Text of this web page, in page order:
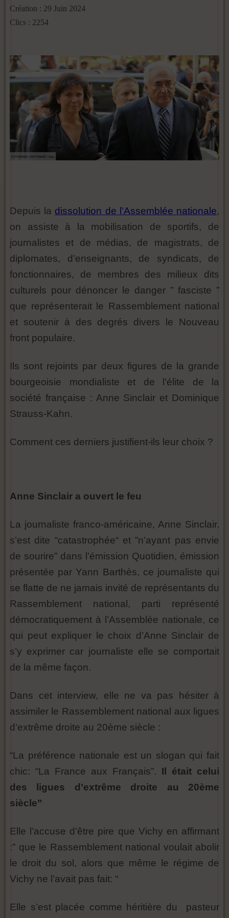
Création : 29 Juin 2024
Clics : 2254
Depuis la dissolution de l’Assemblée nationale,
on assiste à la mobilisation de sportifs, de
journalistes et de médias, de magistrats, de
diplomates, d’enseignants, de syndicats, de
fonctionnaires, de membres des milieux dits
culturels pour dénoncer le danger ” fasciste ”
que représenterait le Rassemblement national
et soutenir à des degrés divers le Nouveau
front populaire.
Ils sont rejoints par deux figures de la grande
bourgeoisie mondialiste et de l’élite de la
société française : Anne Sinclair et Dominique
Strauss-Kahn.
Comment ces derniers justifient-ils leur choix ?
Anne Sinclair a ouvert le feu
La journaliste franco-américaine, Anne Sinclair,
s’est dite “catastrophée“ et ”n’ayant pas envie
de sourire” dans l’émission Quotidien, émission
présentée par Yann Barthès, ce journaliste qui
se flatte de ne jamais invité de représentants du
Rassemblement national, parti représenté
démocratiquement à l’Assemblée nationale, ce
qui peut expliquer le choix d’Anne Sinclair de
s’y exprimer car journaliste elle se comportait
de la même façon.
Dans cet interview, elle ne va pas hésiter à
assimiler le Rassemblement national aux ligues
d’extrême droite au 20ème siècle :
“La préférence nationale est un slogan qui fait
chic: “La France aux Français”. Il était celui
des ligues d’extrême droite au 20ème
siècle”
Elle l’accuse d’être pire que Vichy en affirmant
:” que le Rassemblement national voulait abolir
le droit du sol, alors que même le régime de
Vichy ne l’avait pas fait: “
Elle s’est placée comme héritière du pasteur